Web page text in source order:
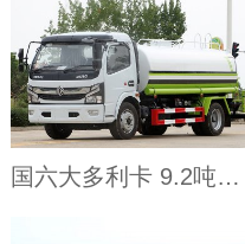
国六大多利卡 9.2吨洒水车